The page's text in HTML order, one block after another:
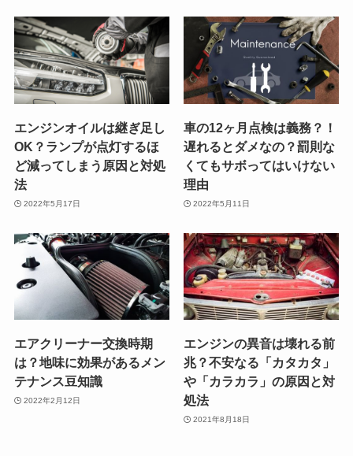
エンジンオイルは継ぎ足し
OK？ランプが点灯するほ
ど減ってしまう原因と対処
法
2022年5月17日
車の12ヶ月点検は義務？！
遅れるとダメなの？罰則な
くてもサボってはいけない
理由
2022年5月11日
エアクリーナー交換時期
は？地味に効果があるメン
テナンス豆知識
2022年2月12日
エンジンの異音は壊れる前
兆？不安なる「カタカタ」
や「カラカラ」の原因と対
処法
2021年8月18日